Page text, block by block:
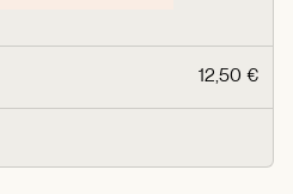
12,50 €